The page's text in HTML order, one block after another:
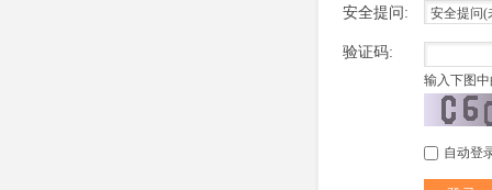
安全提问:
验证码:
输入下图
自动登